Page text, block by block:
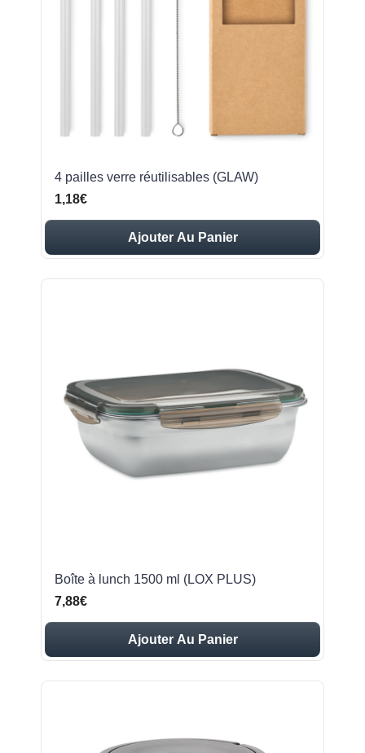
4 pailles verre réutilisables (GLAW)
1,18€
Ajouter Au Panier
Boîte à lunch 1500 ml (LOX PLUS)
7,88€
Ajouter Au Panier